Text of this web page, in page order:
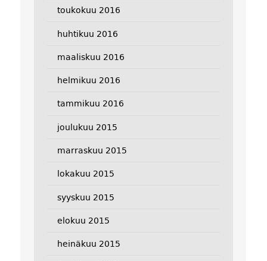
toukokuu 2016
huhtikuu 2016
maaliskuu 2016
helmikuu 2016
tammikuu 2016
joulukuu 2015
marraskuu 2015
lokakuu 2015
syyskuu 2015
elokuu 2015
heinäkuu 2015